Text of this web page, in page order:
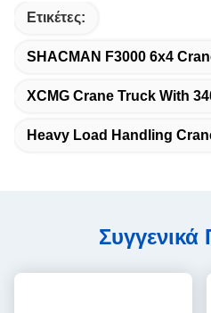
Ετικέτες:
SHACMAN F3000 6x4
XCMG Crane Truck With
Heavy Load Handling
Συγγενικά